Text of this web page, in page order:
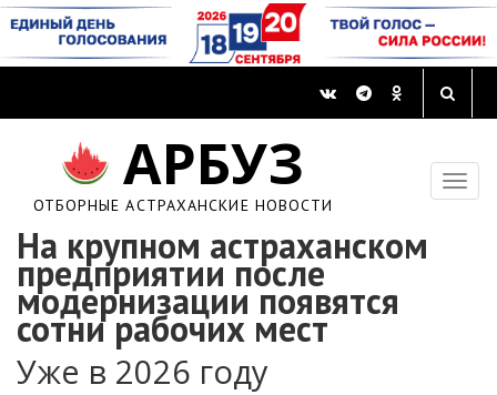
АРБУЗ
ОТБОРНЫЕ АСТРАХАНСКИЕ НОВОСТИ
На крупном астраханском
предприятии после
модернизации появятся
сотни рабочих мест
Уже в 2026 году